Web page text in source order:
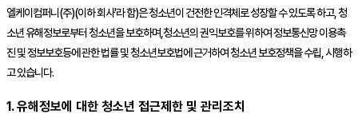
엘케이컴퍼니(주)(이하 회사'라 함)은 청소년이 건전한 인격체로 성장할 수 있도록 하고, 청
소년 유해정보로부터 청소년을 보호하며,청소년의 권익보호를 위하여 정보통신망 이용촉
진 및 정보보호등에 관한 법률 및 청소년보호법에 근거하여 청소년 보호정책을 수립, 시행하
고 있습니다.
1. 유해정보에 대한 청소년 접근제한 및 관리조치